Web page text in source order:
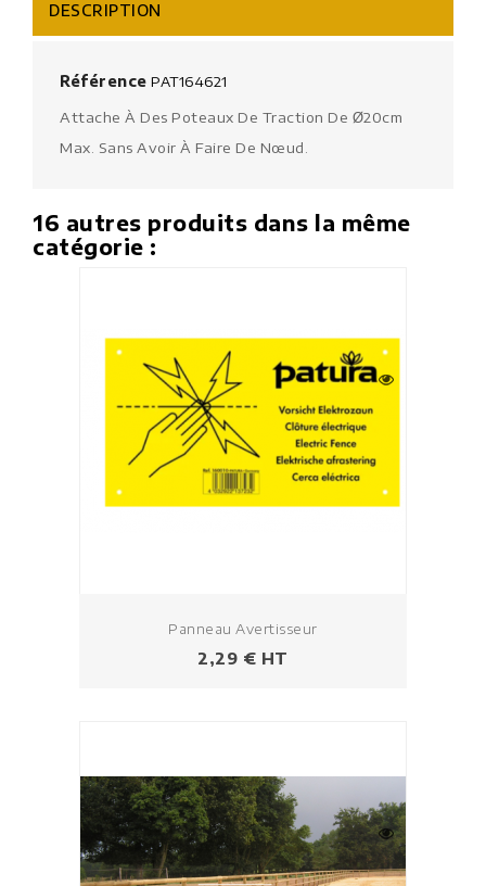
DESCRIPTION
Référence PAT164621
Attache À Des Poteaux De Traction De Ø20cm
Max. Sans Avoir À Faire De Nœud.
16 autres produits dans la même
catégorie :
Panneau Avertisseur
Prix
2,29 € HT